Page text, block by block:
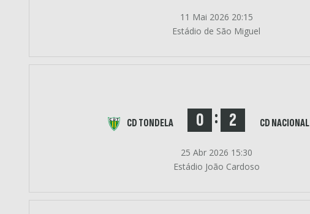
11 Mai 2026 20:15
Estádio de São Miguel
CD TONDELA 0 : 2 CD NACIONAL
25 Abr 2026 15:30
Estádio João Cardoso